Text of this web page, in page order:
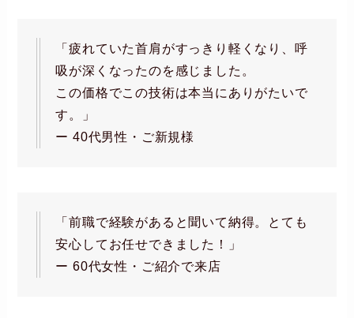
「疲れていた首肩がすっきり軽くなり、呼
吸が深くなったのを感じました。
この価格でこの技術は本当にありがたいで
す。」
ー 40代男性・ご新規様
「前職で経験があると聞いて納得。とても
安心してお任せできました！」
ー 60代女性・ご紹介で来店